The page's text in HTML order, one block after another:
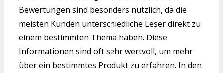
Bewertungen sind besonders nützlich, da die
meisten Kunden unterschiedliche Leser direkt zu
einem bestimmten Thema haben. Diese
Informationen sind oft sehr wertvoll, um mehr
über ein bestimmtes Produkt zu erfahren. In den